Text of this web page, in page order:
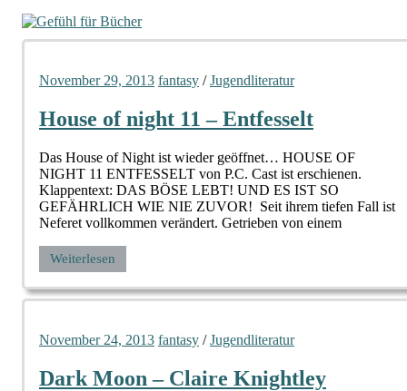
November 29, 2013 fantasy /Jugendliteratur
House of night 11 – Entfesselt
Das House of Night ist wieder geöffnet… HOUSE OF
NIGHT 11 ENTFESSELT von P.C. Cast ist erschienen.
Klappentext: DAS BÖSE LEBT! UND ES IST SO
GEFÄHRLICH WIE NIE ZUVOR! Seit ihrem tiefen Fall ist
Neferet vollkommen verändert. Getrieben von einem
Weiterlesen
November 24, 2013 fantasy /Jugendliteratur
Dark Moon – Claire Knightley